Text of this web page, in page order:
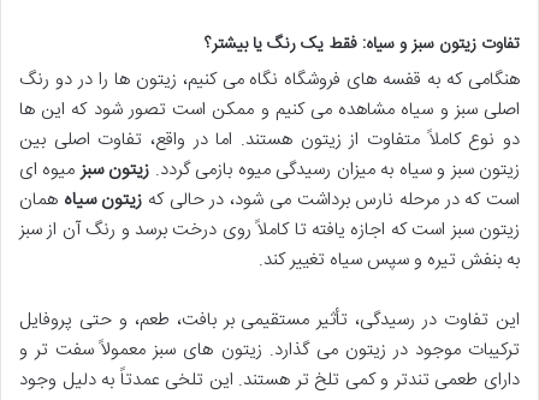
تفاوت زیتون سبز و سیاه: فقط یک رنگ یا بیشتر؟
هنگامی که به قفسه های فروشگاه نگاه می کنیم، زیتون ها را در دو رنگ
اصلی سبز و سیاه مشاهده می کنیم و ممکن است تصور شود که این ها
دو نوع کاملاً متفاوت از زیتون هستند. اما در واقع، تفاوت اصلی بین
زیتون سبز و سیاه به میزان رسیدگی میوه بازمی گردد. زیتون سبزمیوه ای
است که در مرحله نارس برداشت می شود، در حالی که زیتون سیاه همان
زیتون سبز است که اجازه یافته تا کاملاً روی درخت برسد و رنگ آن از سبز
به بنفش تیره و سپس سیاه تغییر کند.
این تفاوت در رسیدگی، تأثیر مستقیمی بر بافت، طعم، و حتی پروفایل
ترکیبات موجود در زیتون می گذارد. زیتون های سبز معمولاً سفت تر و
دارای طعمی تندتر و کمی تلخ تر هستند. این تلخی عمدتاً به دلیل وجود